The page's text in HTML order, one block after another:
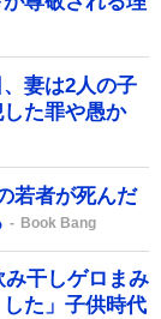
妻は2人の子
た罪や愚か
若者が死んだ
Book Bang
干しゲロまみ
た」子供時代